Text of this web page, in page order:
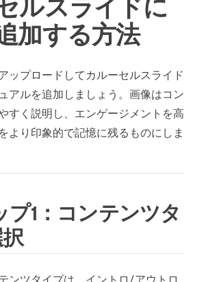
ルスライドに
加する方法
ップロードしてカルーセルスライド
アルを追加しましょう。画像はコン
すく説明し、エンゲージメントを高
より印象的で記憶に残るものにしま
1：コンテンツタ